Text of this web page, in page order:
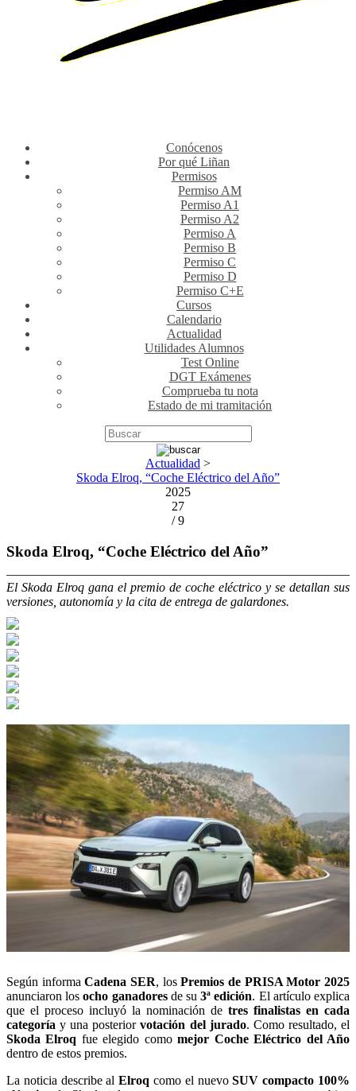
Conócenos
Por qué Liñan
Permisos
Permiso AM
Permiso A1
Permiso A2
Permiso A
Permiso B
Permiso C
Permiso D
Permiso C+E
Cursos
Calendario
Actualidad
Utilidades Alumnos
Test Online
DGT Exámenes
Comprueba tu nota
Estado de mi tramitación
Actualidad >
Skoda Elroq, “Coche Eléctrico del Año”
2025
27
/ 9
Skoda Elroq, “Coche Eléctrico del Año”
El Skoda Elroq gana el premio de coche eléctrico y se detallan sus
versiones, autonomía y la cita de entrega de galardones.
Según informaCadena SER, losPremios de PRISA Motor 2025
anunciaron losocho ganadoresde su3ª edición. El artículo explica
que el proceso incluyó la nominación de tres finalistas en cada
categoría y una posteriorvotación del jurado. Como resultado, el
Skoda Elroq fue elegido comomejor Coche Eléctrico del Año
dentro de estos premios.
La noticia describe alElroq como el nuevoSUV compacto 100%